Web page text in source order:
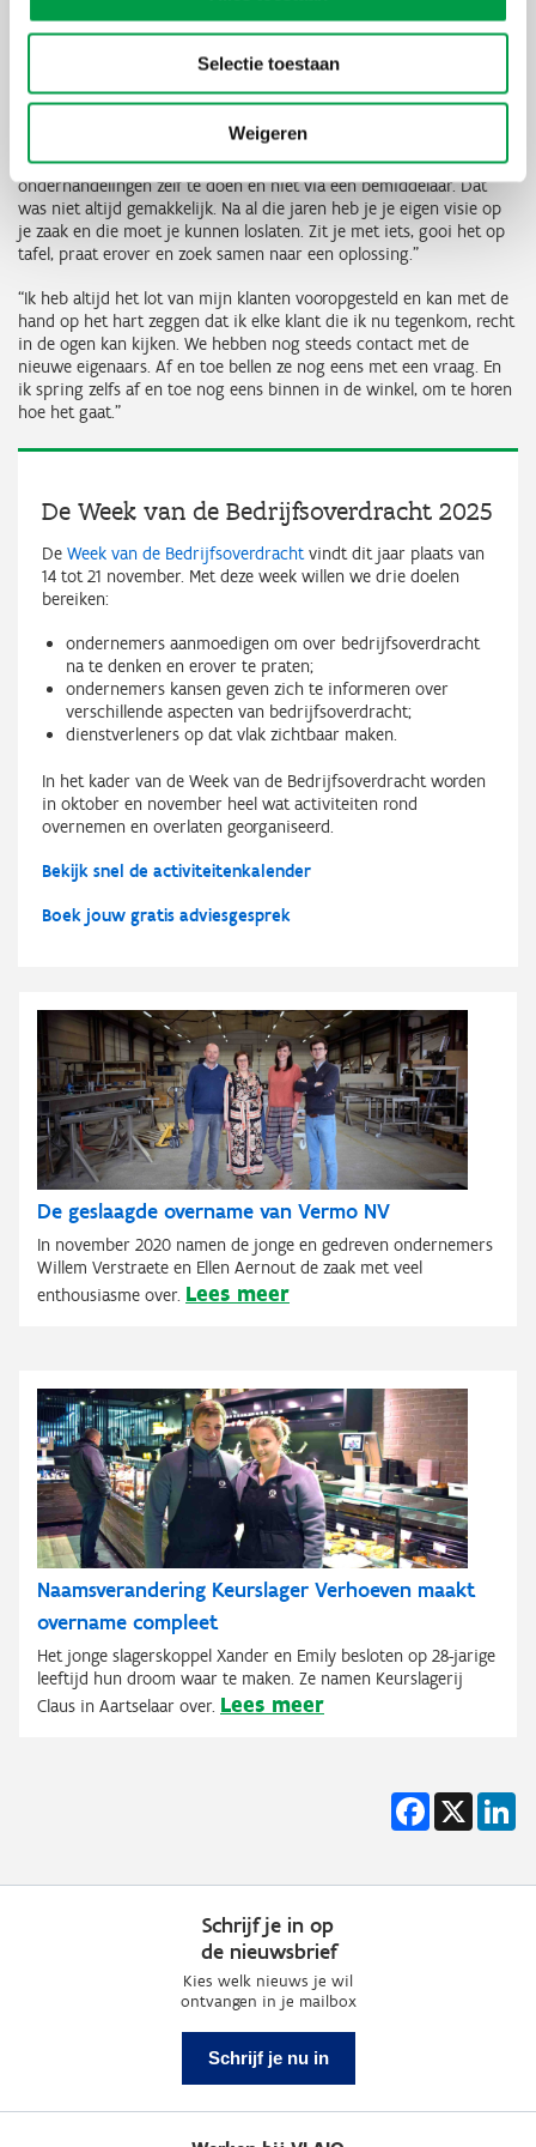
Selectie toestaan
Weigeren
ondernemers die in dezelfde situatie zitten. “Begrip voor de
overnemer is volgens mij erg belangrijk in dit proces. Die doet
situatie ook die kant van het verhaal te zien. Daarnaast is luisteren
naar elkaar en blijven praten cruciaal. Wij beslisten om de
onderhandelingen zelf te doen en niet via een bemiddelaar. Dat
was niet altijd gemakkelijk. Na al die jaren heb je je eigen visie op
je zaak en die moet je kunnen loslaten. Zit je met iets, gooi het op
tafel, praat erover en zoek samen naar een oplossing.”
“Ik heb altijd het lot van mijn klanten vooropgesteld en kan met de
hand op het hart zeggen dat ik elke klant die ik nu tegenkom, recht
in de ogen kan kijken. We hebben nog steeds contact met de
nieuwe eigenaars. Af en toe bellen ze nog eens met een vraag. En
ik spring zelfs af en toe nog eens binnen in de winkel, om te horen
hoe het gaat.”
De Week van de Bedrijfsoverdracht 2025
De Week van de Bedrijfsoverdrachtvindt dit jaar plaats van
14 tot 21 november. Met deze week willen we drie doelen
bereiken:
ondernemers aanmoedigen om over bedrijfsoverdracht
na te denken en erover te praten;
ondernemers kansen geven zich te informeren over
verschillende aspecten van bedrijfsoverdracht;
dienstverleners op dat vlak zichtbaar maken.
In het kader van de Week van de Bedrijfsoverdracht worden
in oktober en november heel wat activiteiten rond
overnemen en overlaten georganiseerd.
Bekijk snel de activiteitenkalender
Boek jouw gratis adviesgesprek
De geslaagde overname van Vermo NV
In november 2020 namen de jonge en gedreven ondernemers
Willem Verstraete en Ellen Aernout de zaak met veel
enthousiasme over. Lees meer
Naamsverandering Keurslager Verhoeven maakt
overname compleet
Het jonge slagerskoppel Xander en Emily besloten op 28-jarige
leeftijd hun droom waar te maken. Ze namen Keurslagerij
Claus in Aartselaar over. Lees meer
Facebook
X
Schrijf je in op
de nieuwsbrief
Kies welk nieuws je wil
ontvangen in je mailbox
Schrijf je nu in